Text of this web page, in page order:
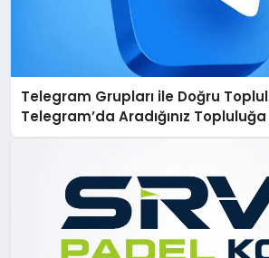
Telegram Grupları ile Doğru
Telegram’da Aradığınız Topluluğa
Ulaşın